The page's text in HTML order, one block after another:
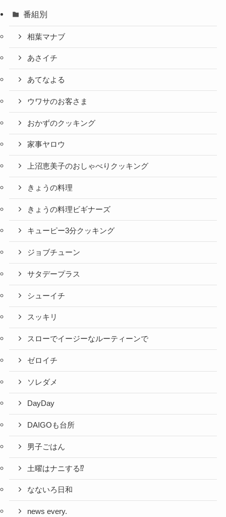
番組別
相葉マナブ
あさイチ
あてなよる
ウワサのお客さま
おかずのクッキング
家事ヤロウ
上沼恵美子のおしゃべりクッキング
きょうの料理
きょうの料理ビギナーズ
キューピー3分クッキング
ジョブチューン
サタデープラス
シューイチ
スッキリ
スローでイージーなルーティーンで
ゼロイチ
ソレダメ
DayDay
DAIGOも台所
男子ごはん
土曜はナニする⁉
なないろ日和
news every.